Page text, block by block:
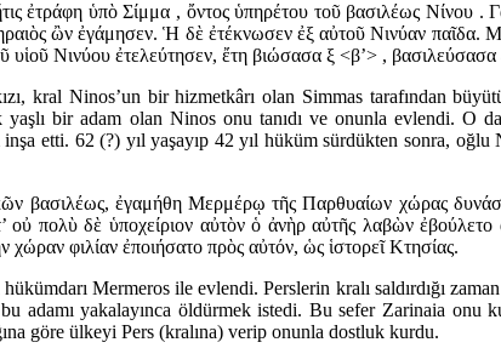
ἐτράφη ὑπὸ Σίμμα , ὄντος ὑπηρέτου τοῦ βασιλέως Νίνου .
ὢν ἐγάμησεν. Ἡ δὲ ἐτέκνωσεν ἐξ αὐτοῦ Νινύαν παῖδα.
Νινύου ἐτελεύτησεν, ἔτη βιώσασα ξ <β’> , βασιλεύσασα
kral Ninos’un bir hizmetkârı olan Simmas tarafından
bir adam olan Ninos onu tanıdı ve onunla evlendi. O
etti. 62 (?) yıl yaşayıp 42 yıl hüküm sürdükten sonra, oğlu
βασιλέως, ἐγαμήθη Μερμέρῳ τῆς Παρθυαίων χώρας
πολὺ δὲ ὑποχείριον αὐτὸν ὁ ἀνὴρ αὐτῆς λαβὼν
φιλίαν ἐποιήσατο πρὸς αὐτόν, ὡς ἱστορεῖ Κτησίας.
Mermeros ile evlendi. Perslerin kralı saldırdığı
adamı yakalayınca öldürmek istedi. Bu sefer Zarinaia onu
göre ülkeyi Pers (kralına) verip onunla dostluk kurdu.